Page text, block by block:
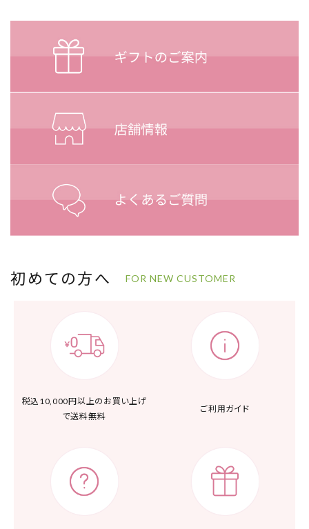
初めての方へ FOR NEW CUSTOMER
税込10,000円以上の お買い上げ
で送料無料
ご利用ガイド